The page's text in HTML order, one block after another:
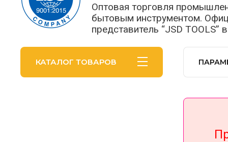
Оптовая торговля
бытовым инструментом.
представитель “JSD TOOLS”
КАТАЛОГ ТОВАРОВ
При